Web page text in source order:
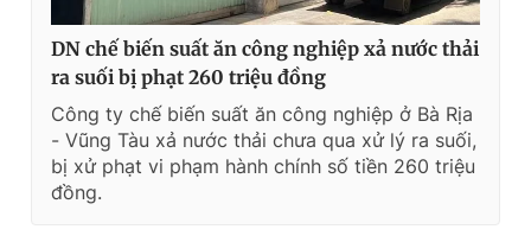
DN chế biến suất ăn công nghiệp xả nước thải
ra suối bị phạt 260 triệu đồng
Công ty chế biến suất ăn công nghiệp ở Bà Rịa
- Vũng Tàu xả nước thải chưa qua xử lý ra suối,
bị xử phạt vi phạm hành chính số tiền 260 triệu
đồng.